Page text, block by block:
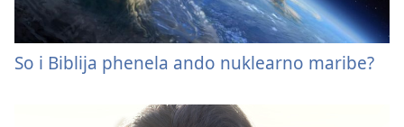
So i Biblija phenela ando nuklearno maribe?